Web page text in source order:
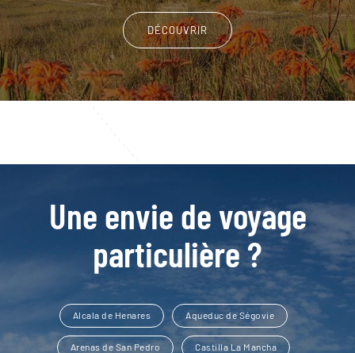
DÉCOUVRIR
Une envie de voyage
particulière ?
Alcala de Henares Aqueduc de Ségovie
Arenas de San Pedro Castilla La Mancha